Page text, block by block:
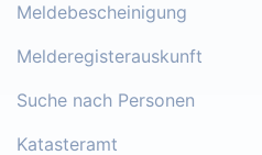
Meldebescheinigung
Melderegisterauskunft
Suche nach Personen
Katasteramt